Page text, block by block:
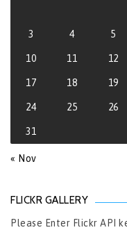
3 4 5
10 11 12
17 18 19
24 25 26
31
« Nov
FLICKR GALLERY
Please Enter Flickr API